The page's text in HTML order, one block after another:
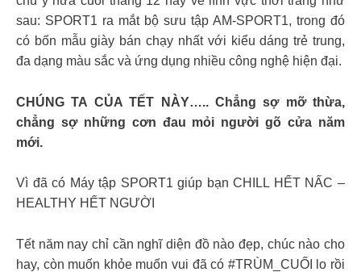
sau: SPORT1 ra mắt bộ sưu tập AM-SPORT1, trong đó
có bốn mẫu giày bán chạy nhất với kiểu dáng trẻ trung,
đa dạng màu sắc và ứng dụng nhiều công nghệ hiện đại.
CHÚNG TA CỦA TẾT NÀY….. Chẳng sợ mỡ thừa,
chẳng sợ những cơn đau mỏi người gõ cửa năm
mới.
Vì đã có Máy tập SPORT1 giúp bạn CHILL HẾT NẤC –
HEALTHY HẾT NGƯỜI
Tết năm nay chỉ cần nghĩ diện đồ nào đẹp, chúc nào cho
hay, còn muốn khỏe muốn vui đã có #TRÙM_CUỐI lo rồi